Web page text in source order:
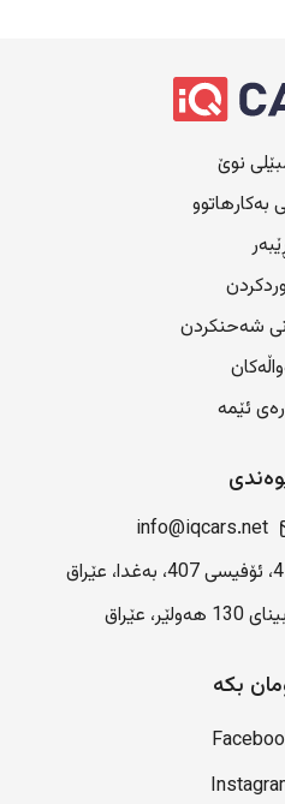
نوێ
بەکارهاتوو
شەحنکردن
ئێمە
info@iqcars.net
بکە